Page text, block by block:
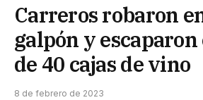
Carreros robaron
galpón y escaparon
de 40 cajas de vino
8 de febrero de 2023